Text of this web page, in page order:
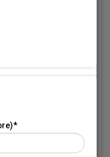
con las
*